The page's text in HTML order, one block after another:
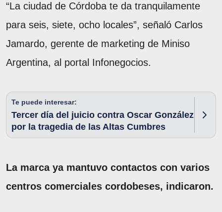
“La ciudad de Córdoba te da tranquilamente
para seis, siete, ocho locales”, señaló Carlos
Jamardo, gerente de marketing de Miniso
Argentina, al portal Infonegocios.
Te puede interesar:
Tercer día del juicio contra Oscar González
por la tragedia de las Altas Cumbres
La marca ya mantuvo contactos con varios
centros comerciales cordobeses, indicaron.